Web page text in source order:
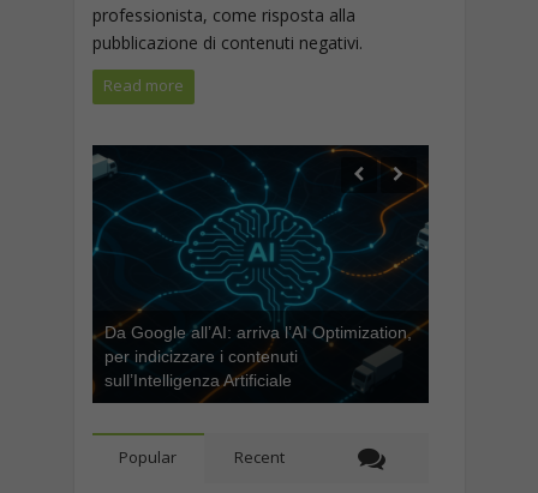
professionista, come risposta alla
pubblicazione di contenuti negativi.
Read more
Da Google all’AI: arriva l’AI Optimization,
per indicizzare i contenuti
sull’Intelligenza Artificiale
Come Iniziare a Vendere su Amazon: La
Guida Completa per Principianti
Popular Recent